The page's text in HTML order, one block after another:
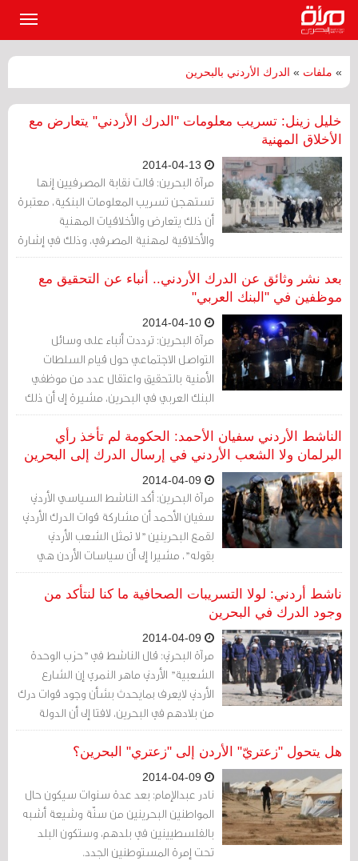
» ملفات » الدرك الأردني بالبحرين
خليل زينل: تسريب معلومات "الدرك الأردني" يتعارض مع
الأخلاق المهنية
مرآة البحرين: قالت نقابة المصرفيين إنها
تستهجن تسريب المعلومات البنكية، معتبرة
أن ذلك يتعارض والأخلاقيات المهنية
والأخلاقية لمهنية المصرفي، وذلك في إشارة
ضمنية إلى نشر قائمة "الدرك الأردني".
بعد نشر وثائق عن الدرك الأردني.. أنباء عن التحقيق مع
موظفين في "البنك العربي"
مرآة البحرين: ترددت أنباء على وسائل
التواصل الاجتماعي حول قيام السلطات
الأمنية بالتحقيق واعتقال عدد من موظفي
البنك العربي في البحرين، مشيرة إلى أن ذلك
يأتي على خلفية تسريب معلومات تتعلق
بقوات الدرك الأردني المتواجدة في المنامة، في
حين لم يصدر أي تصريح رسمي حول ذلك
حتى الآن.
الناشط الأردني سفيان الأحمد: الحكومة لم تأخذ رأي
البرلمان ولا الشعب الأردني في إرسال الدرك إلى البحرين
مرآة البحرين: أكد الناشط السياسي الأردني
سفيان الأحمد أن مشاركة قوات الدرك الأردني
لقمع البحرينين "لا تمثل الشعب الأردني
بقوله"، مشيرا إلى أن سياسات الأردن هي
السياسات الفاسدة نفسها في البحرين
"ومن المخجل لنا جميعا أن نكون جزءا من هذا
الحدث".
ناشط أردني: لولا التسريبات الصحافية ما كنا لنتأكد من
وجود الدرك في البحرين
مرآة البحرني: قال الناشط في "حزب الوحدة
الشعبية" الأردني ماهر النمري إن الشارع
الأردني لايعرف بمايحدث بشأن وجود قوات درك
من بلادهم في البحرين، لافتا إلى أن الدولة
الأردنية "تضع الدرك الأردني في المنتصف".
هل يتحول "زعتريّ" الأردن إلى "زعتري" البحرين؟
نادر عبدالإمام: بعد عدة سنوات سيكون حال
المواطنين البحرينين من سنّة وشيعة أشبه
بالفلسطيينين في بلدهم، وستكون البلد
تحت إمرة المستوطنين الجدد.